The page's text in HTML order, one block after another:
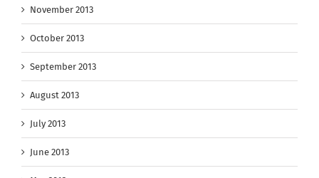
November 2013
October 2013
September 2013
August 2013
July 2013
June 2013